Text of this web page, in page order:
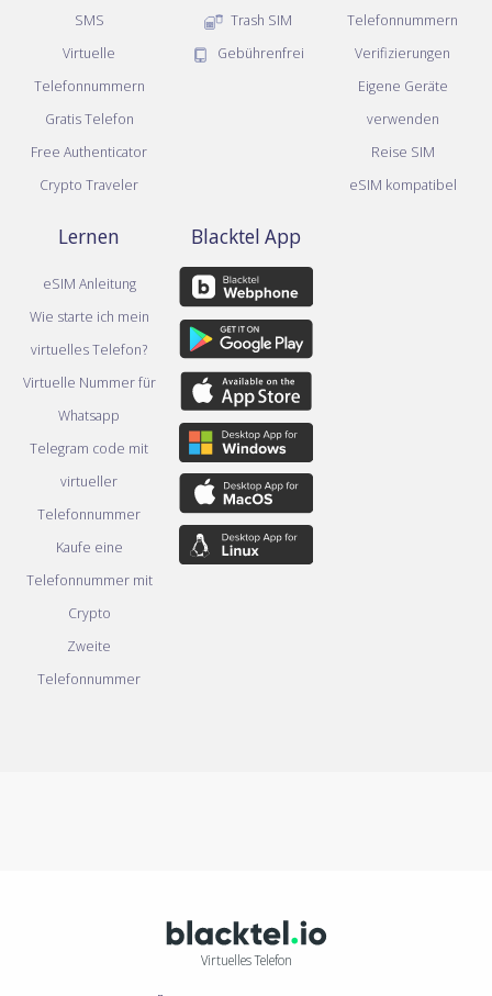
SMS
Virtuelle
Telefonnummern
Gratis Telefon
Free Authenticator
Crypto Traveler
Trash SIM
Gebührenfrei
Telefonnummern
Verifizierungen
Eigene Geräte
verwenden
Reise SIM
eSIM kompatibel
Lernen
eSIM Anleitung
Wie starte ich mein
virtuelles Telefon?
Virtuelle Nummer für
Whatsapp
Telegram code mit
virtueller
Telefonnummer
Kaufe eine
Telefonnummer mit
Crypto
Zweite
Telefonnummer
Blacktel App
Virtuelles Telefon